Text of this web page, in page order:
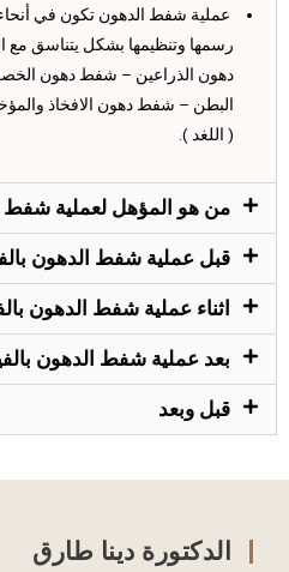
عملية شفط الدهون تكون في
رسمها وتنظيمها بشكل يتناسق
دهون الذراعين – شفط دهون
البطن – شفط دهون الافخاذ
( اللغد ).
من هو المؤهل لعملية شفط
قبل عملية شفط الدهون
اثناء عملية شفط الدهون
بعد عملية شفط الدهون
قبل وبعد
الدكتورة دينا طارق